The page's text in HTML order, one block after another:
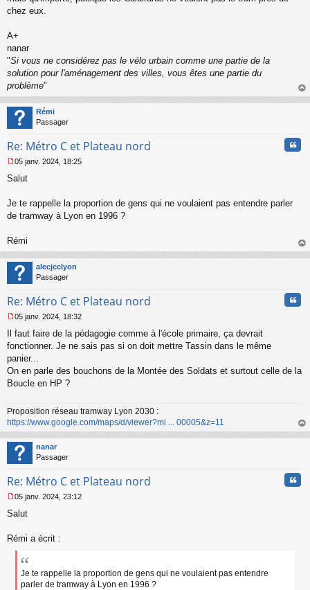
chez eux.
A+
nanar
"Si vous ne considérez pas le vélo urbain comme une partie de la
solution pour l'aménagement des villes, vous êtes une partie du
problème"
au
Rémi
Passager
Re: Métro C et Plateau nord
e
s
g
n
o
n
l
u
05 janv. 2024, 18:25
Salut
Je te rappelle la proportion de gens qui ne voulaient pas entendre parler
de tramway à Lyon en 1996 ?
Rémi
au
alecjcclyon
Passager
Re: Métro C et Plateau nord
e
s
s
g
e
n
l
u
05 janv. 2024, 18:32
Il faut faire de la pédagogie comme à l'école primaire, ça devrait
fonctionner. Je ne sais pas si on doit mettre Tassin dans le même
panier...
On en parle des bouchons de la Montée des Soldats et surtout celle de la
Boucle en HP ?
Proposition réseau tramway Lyon 2030 :
https://www.google.com/maps/d/viewer?mi ... 00005&z=11
au
nanar
Passager
Re: Métro C et Plateau nord
e
s
05 janv. 2024, 23:12
Salut
Rémi a écrit :
Je te rappelle la proportion de gens qui ne voulaient pas entendre
parler de tramway à Lyon en 1996 ?